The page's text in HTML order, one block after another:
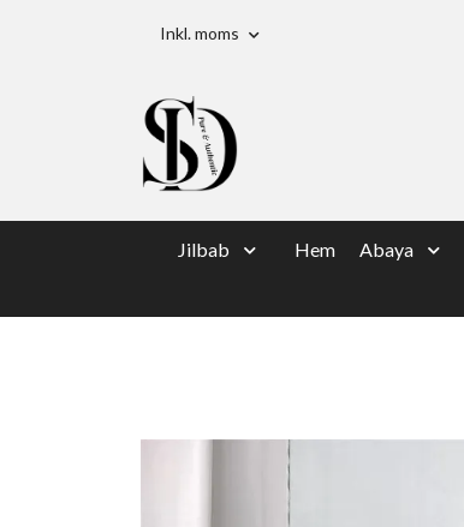
Inkl. moms
Jilbab Hem Abaya